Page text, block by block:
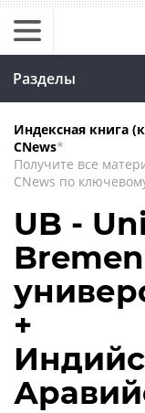
Разделы
Индексная книга
CNews*
Получите все
CNews по
UB -
+